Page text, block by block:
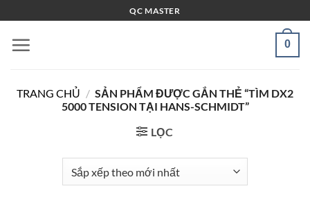
qua
nội
QC MASTER
0
TRANG CHỦ / SẢN PHẨM ĐƯỢC GẮN THẺ “TÌM DX2
5000 TENSION TẠI HANS-SCHMIDT”
LỌC